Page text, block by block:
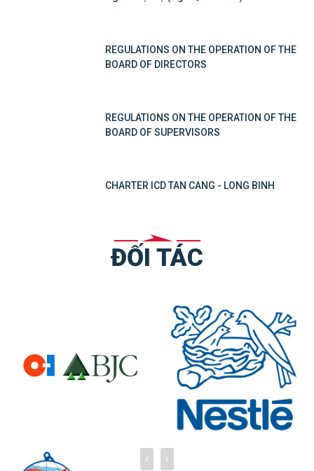
REGULATIONS ON THE OPERATION OF THE
BOARD OF DIRECTORS
REGULATIONS ON THE OPERATION OF THE
BOARD OF SUPERVISORS
CHARTER ICD TAN CANG - LONG BINH
ĐỐI TÁC